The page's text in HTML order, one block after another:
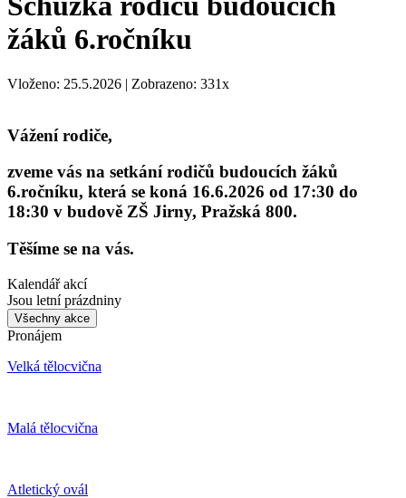
žáků 6.ročníku
Vloženo: 25.5.2026 | Zobrazeno: 331x
Vážení rodiče,
zveme vás na setkání rodičů budoucích žáků
6.ročníku, která se koná 16.6.2026 od 17:30 do
18:30 v budově ZŠ Jirny, Pražská 800.
Těšíme se na vás.
Kalendář akcí
Jsou letní prázdniny
Všechny akce
Pronájem
Velká tělocvična
Malá tělocvična
Atletický ovál